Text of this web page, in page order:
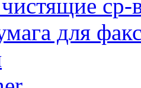
ср-
для